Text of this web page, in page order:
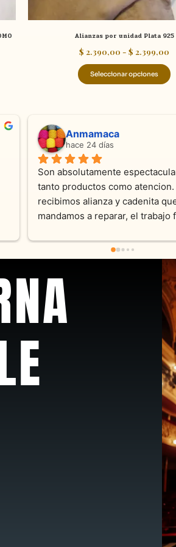
Alianzas por unidad Plata 925
$ 2.390,00 - $ 2.399,00
Seleccionar opciones
Laura A
hace 5 meses
Desde el inicio soy clienta de
Joyas y siempre muy conforme
sus productos. Una Belleza
pieza y siempre satisfecha con
recomendable